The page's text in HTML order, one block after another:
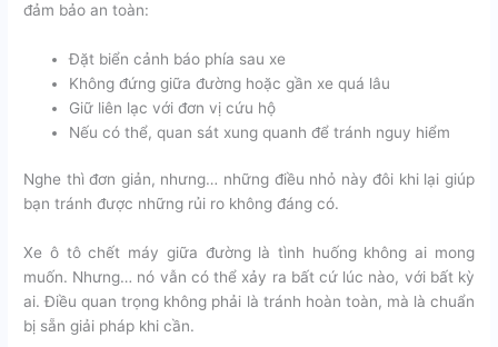
đảm bảo an toàn:
Đặt biển cảnh báo phía sau xe
Không đứng giữa đường hoặc gần xe quá lâu
Giữ liên lạc với đơn vị cứu hộ
Nếu có thể, quan sát xung quanh để tránh nguy hiểm
Nghe thì đơn giản, nhưng… những điều nhỏ này đôi khi lại giúp
bạn tránh được những rủi ro không đáng có.
Xe ô tô chết máy giữa đường là tình huống không ai mong
muốn. Nhưng… nó vẫn có thể xảy ra bất cứ lúc nào, với bất kỳ
ai. Điều quan trọng không phải là tránh hoàn toàn, mà là chuẩn
bị sẵn giải pháp khi cần.